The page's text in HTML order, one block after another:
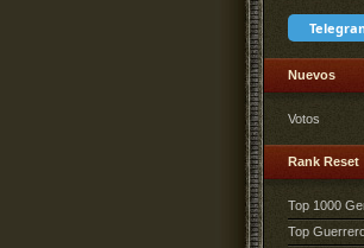
Nuevos
Votos
Rank Reset
Top 1000
Top